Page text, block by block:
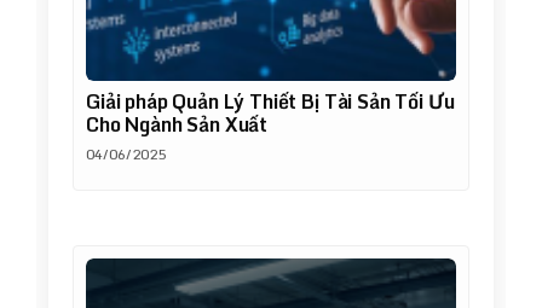
Giải pháp Quản Lý Thiết Bị Tài Sản Tối Ưu
Cho Ngành Sản Xuất
04/06/2025